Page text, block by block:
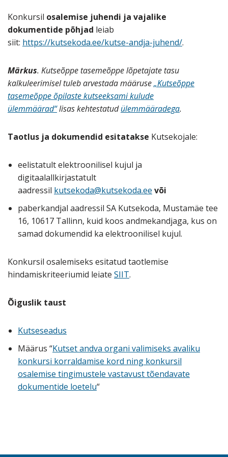
Konkursil osalemise juhendi ja vajalike
dokumentide põhjad leiab
siit: https://kutsekoda.ee/kutse-andja-juhend/.
Märkus. Kutseõppe tasemeõppe lõpetajate tasu
kalkuleerimisel tuleb arvestada määruse„Kutseõppe
tasemeõppe õpilaste kutseeksami kulude
ülemmäärad“lisas kehtestatudülemmääradega.
Taotlus ja dokumendid esitatakse Kutsekojale:
eelistatult elektroonilisel kujul ja
digitaalallkirjastatult
aadressil kutsekoda@kutsekoda.ee või
paberkandjal aadressil SA Kutsekoda, Mustamäe tee
16, 10617 Tallinn, kuid koos andmekandjaga, kus on
samad dokumendid ka elektroonilisel kujul.
Konkursil osalemiseks esitatud taotlemise
hindamiskriteeriumid leiate SIIT.
Õiguslik taust
Kutseseadus
Määrus “Kutset andva organi valimiseks avaliku
konkursi korraldamise kord ning konkursil
osalemise tingimustele vastavust tõendavate
dokumentide loetelu“